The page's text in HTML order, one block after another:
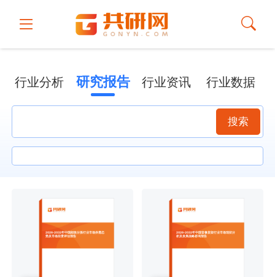
行业分析 研究报告 行业资讯 行业数据
搜索
2026-2032年中国邮政分拣行业市场供需态
势及市场前景评估报告
2026-2032年中国音像货架行业市场现状分
析及发展战略咨询报告